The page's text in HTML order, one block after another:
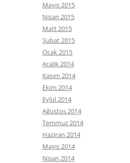
Mayıs 2015
Nisan 2015
Mart 2015
Şubat 2015
Ocak 2015
Aralık 2014
Kasım 2014
Ekim 2014
Eylül 2014
Ağustos 2014
Temmuz 2014
Haziran 2014
Mayıs 2014
Nisan 2014